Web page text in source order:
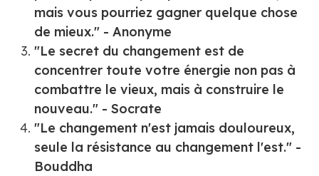
mais vous pourriez gagner quelque chose
de mieux." - Anonyme
"Le secret du changement est de
concentrer toute votre énergie non pas à
combattre le vieux, mais à construire le
nouveau." - Socrate
"Le changement n'est jamais douloureux,
seule la résistance au changement l'est." -
Bouddha